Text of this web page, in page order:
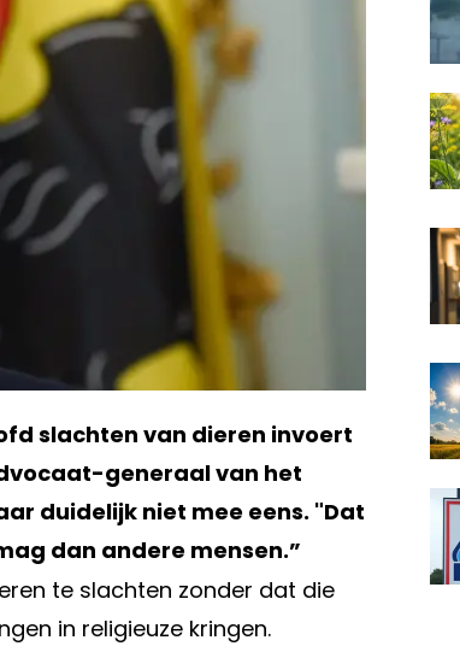
slachten van dieren invoert
generaal van het
duidelijk niet mee eens. "Dat
dan andere mensen.”
te slachten zonder dat die
in religieuze kringen.